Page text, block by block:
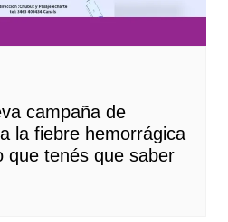
campaña de
la fiebre hemorrágica
que tenés que saber